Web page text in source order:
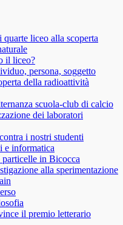
liceo alla scoperta
il liceo?
persona, soggetto
della radioattività
scuola-club di calcio
dei laboratori
i nostri studenti
e informatica
in Bicocca
alla sperimentazione
il premio letterario